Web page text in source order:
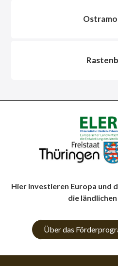
Hier investieren Europa und
die
Über das